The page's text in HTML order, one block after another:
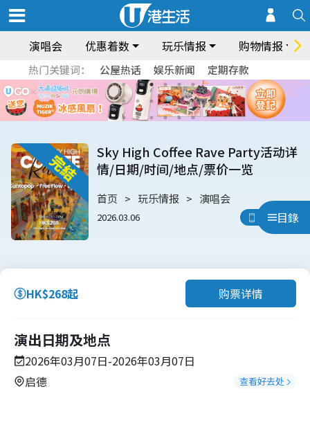
演唱会 优惠着数 玩乐情报 购物情报
热门关键词： 公屋热话 娱乐新闻 定期存款
目錄
Sky High Coffee Rave Party活动详
情/日期/时间/地点/票价一览
首页 玩乐情报 演唱会
2026.03.06 用App睇
HK$268起 购票详情
演出日期及地点
2026年03月07日-2026年03月07日
启德
查看好去处